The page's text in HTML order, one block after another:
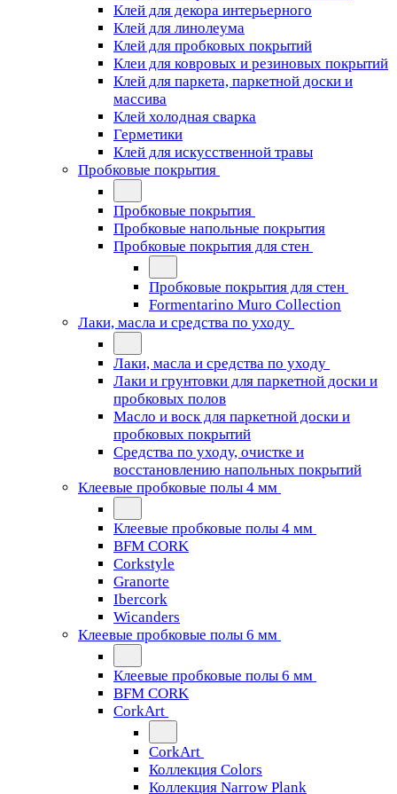
Клей для декора интерьерного
Клей для линолеума
Клей для пробковых покрытий
Клеи для ковровых и резиновых покрытий
Клей для паркета, паркетной доски и
массива
Клей холодная сварка
Герметики
Клей для искусственной травы
Пробковые покрытия
Пробковые покрытия
Пробковые напольные покрытия
Пробковые покрытия для стен
Пробковые покрытия для стен
Formentarino Muro Collection
Лаки, масла и средства по уходу
Лаки, масла и средства по уходу
Лаки и грунтовки для паркетной доски и
пробковых полов
Масло и воск для паркетной доски и
пробковых покрытий
Средства по уходу, очистке и
восстановлению напольных покрытий
Клеевые пробковые полы 4 мм
Клеевые пробковые полы 4 мм
BFM CORK
Corkstyle
Granorte
Ibercork
Wicanders
Клеевые пробковые полы 6 мм
Клеевые пробковые полы 6 мм
BFM CORK
CorkArt
CorkArt
Коллекция Colors
Коллекция Narrow Plank